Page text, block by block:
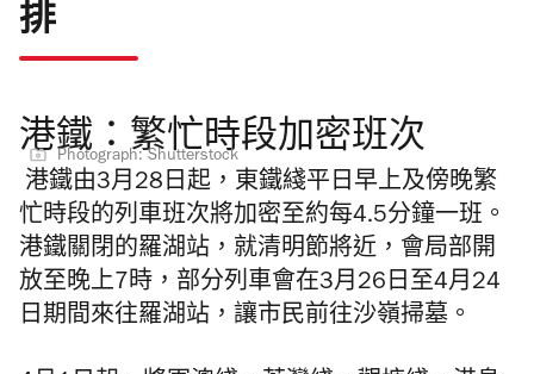
排
港鐵：繁忙時段加密班次
Photograph: Shutterstock
港鐵由3月28日起，東鐵綫平日早上及傍晚繁
忙時段的列車班次將加密至約每4.5分鐘一班。
港鐵關閉的羅湖站，就清明節將近，會局部開
放至晚上7時，部分列車會在3月26日至4月24
日期間來往羅湖站，讓市民前往沙嶺掃墓。